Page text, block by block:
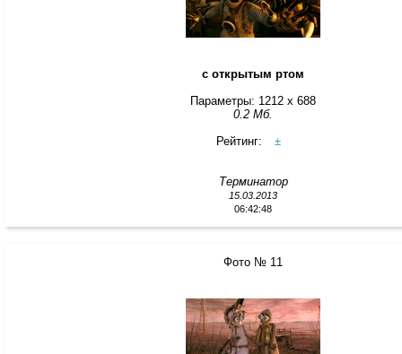
с открытым ртом
Параметры: 1212 x 688
0.2 Мб.
Рейтинг:
±
Терминатор
15.03.2013
06:42:48
Фото № 11